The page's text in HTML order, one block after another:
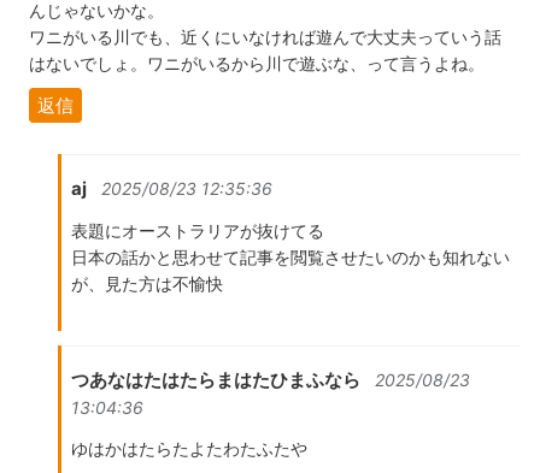
んじゃないかな。
ワニがいる川でも、近くにいなければ遊んで大丈夫っていう話
はないでしょ。ワニがいるから川で遊ぶな、って言うよね。
返信
aj 2025/08/23 12:35:36
表題にオーストラリアが抜けてる
日本の話かと思わせて記事を閲覧させたいのかも知れない
が、見た方は不愉快
つあなはたはたらまはたひまふなら
2025/08/23
13:04:36
ゆはかはたらたよたわたふたや